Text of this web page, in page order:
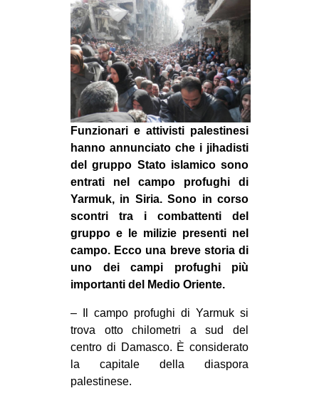
SPORT POPOLARE
MOVIMENTI
AMBIENTE
ANTIFASCISMO
DIRITTO ALL’ABITARE
GENERI
MIGRAZIONI
PRECARIATO
REPRESSIONE
STUDENTI
CULTURE
CINEMA
MANIFESTI
MUSICA
Funzionari e attivisti palestinesi
hanno annunciato che i jihadisti
del gruppo Stato islamico sono
entrati nel campo profughi di
Yarmuk, in Siria. Sono in corso
scontri tra i combattenti del
gruppo e le milizie presenti nel
campo. Ecco una breve storia di
uno dei campi profughi più
importanti del Medio Oriente.
– Il campo profughi di Yarmuk si
trova otto chilometri a sud del
centro di Damasco. È considerato
la capitale della diaspora
palestinese.